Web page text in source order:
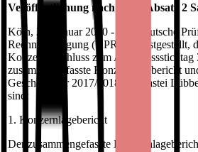
Veröffentlichung nach § 109 Absatz 2
Köln, 24. Januar 2020 - Die Deutsche
Rechnungslegung (DPR) hat festgestellt,
Konzernabschluss zum Abschlussstichtag
zusammengefasste Konzernlagebericht
Geschäftsjahr 2017/2018 der Bastei
sind:
1. Konzernlagebericht
Der zusammengefasste